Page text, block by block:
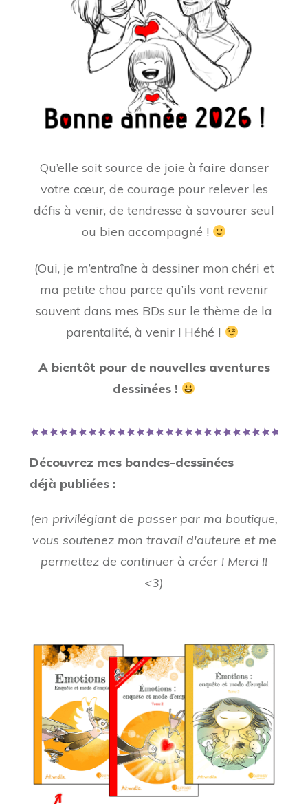
Qu’elle soit source de joie à faire danser
votre cœur, de courage pour relever les
défis à venir, de tendresse à savourer seul
ou bien accompagné !
(Oui, je m’entraîne à dessiner mon chéri et
ma petite chou parce qu’ils vont revenir
souvent dans mes BDs sur le thème de la
parentalité, à venir ! Héhé !
A bientôt pour de nouvelles aventures
dessinées !
Découvrez mes bandes-dessinées
déjà publiées :
(en privilégiant de passer par ma boutique,
vous soutenez mon travail d'auteure et me
permettez de continuer à créer ! Merci !!
<3)